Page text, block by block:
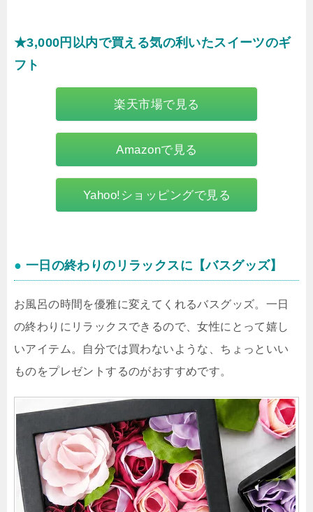
★3,000円以内で買える気の利いたスイーツのギ
フト
楽天市場で見る
Amazonで見る
Yahoo!ショッピングで見る
● 一日の終わりのリラックスに【バスグッズ】
お風呂の時間を優雅に変えてくれるバスグッズ。一日
の終わりにリラックスできるので、女性にとって嬉し
いアイテム。自分では買わないような、ちょっといい
ものをプレゼントするのがおすすめです。